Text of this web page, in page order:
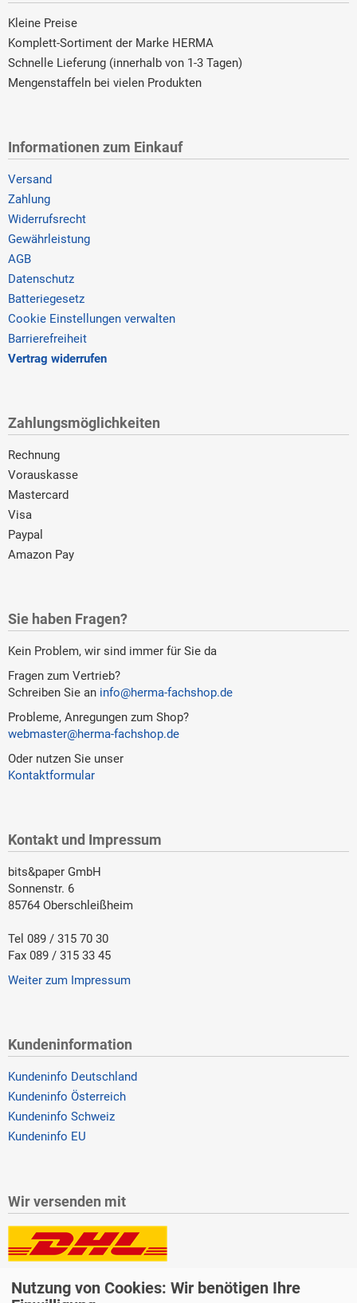
Kleine Preise
Komplett-Sortiment der Marke HERMA
Schnelle Lieferung (innerhalb von 1-3 Tagen)
Mengenstaffeln bei vielen Produkten
Informationen zum Einkauf
Versand
Zahlung
Widerrufsrecht
Gewährleistung
AGB
Datenschutz
Batteriegesetz
Cookie Einstellungen verwalten
Barrierefreiheit
Vertrag widerrufen
Zahlungsmöglichkeiten
Rechnung
Vorauskasse
Mastercard
Visa
Paypal
Amazon Pay
Sie haben Fragen?
Kein Problem, wir sind immer für Sie da
Fragen zum Vertrieb?
Schreiben Sie an info@herma-fachshop.de
Probleme, Anregungen zum Shop?
webmaster@herma-fachshop.de
Oder nutzen Sie unser
Kontaktformular
Kontakt und Impressum
bits&paper GmbH
Sonnenstr. 6
85764 Oberschleißheim
Tel 089 / 315 70 30
Fax 089 / 315 33 45
Weiter zum Impressum
Kundeninformation
Kundeninfo Deutschland
Kundeninfo Österreich
Kundeninfo Schweiz
Kundeninfo EU
Wir versenden mit
Samstagszustellung
Nutzung von Cookies: Wir benötigen Ihre